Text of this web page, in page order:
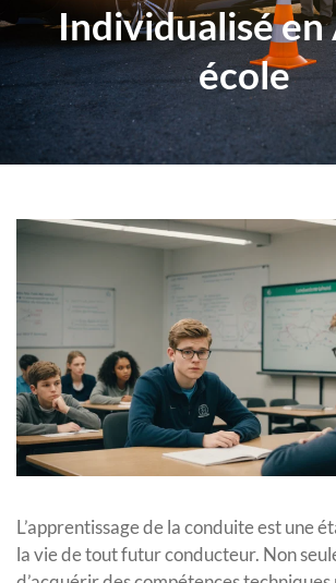
Individualisé
école
L’apprentissage de la conduite est une
la vie de tout futur conducteur. Non